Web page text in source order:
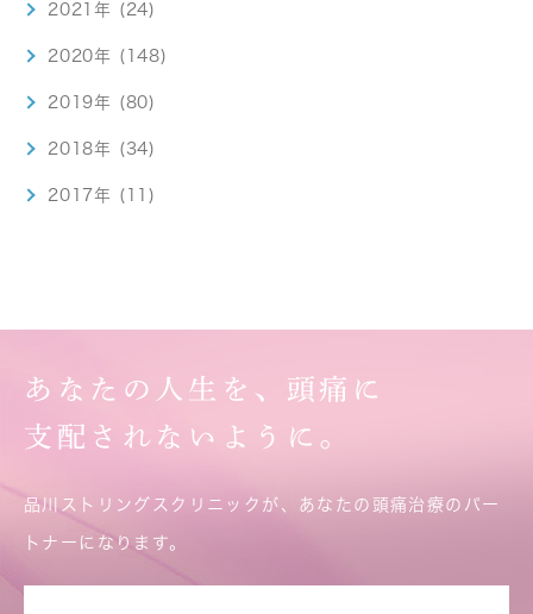
2021年 (24)
2020年 (148)
2019年 (80)
2018年 (34)
2017年 (11)
あなたの人生を、頭痛に
支配されないように。
品川ストリングスクリニックが、あなたの頭痛治療のパー
トナーになります。